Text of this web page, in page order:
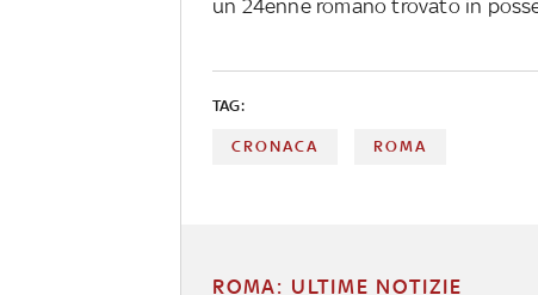
un 24enne romano trovato in
TAG:
CRONACA ROMA
ROMA: ULTIME NOTIZIE